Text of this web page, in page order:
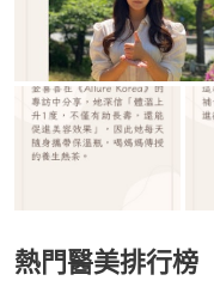
熱門醫美排行